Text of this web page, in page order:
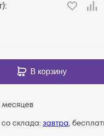
В корзину
месяцев
склада: завтра,